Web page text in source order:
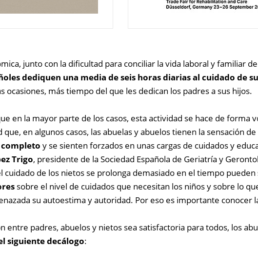
junto con la dificultad para conciliar la vida laboral y familiar
dediquen una media de seis horas diarias al cuidado de
ocasiones, más tiempo del que les dedican los padres a sus hijos.
en la mayor parte de los casos, esta actividad se hace de forma
en algunos casos, las abuelas y abuelos tienen la sensación
y se sienten forzados en unas cargas de cuidados y
Trigo, presidente de la Sociedad Española de Geriatría y
cuidado de los nietos se prolonga demasiado en el tiempo
sobre el nivel de cuidados que necesitan los niños y sobre lo
su autoestima y autoridad. Por eso es importante conocer
entre padres, abuelos y nietos sea satisfactoria para todos, los
siguiente decálogo: